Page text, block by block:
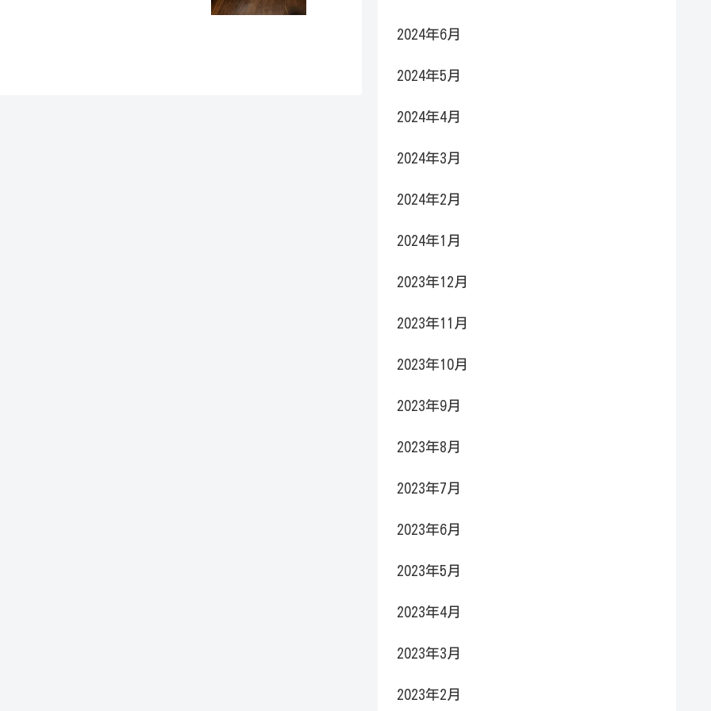
2024年6月
2024年5月
2024年4月
2024年3月
2024年2月
2024年1月
2023年12月
2023年11月
2023年10月
2023年9月
2023年8月
2023年7月
2023年6月
2023年5月
2023年4月
2023年3月
2023年2月